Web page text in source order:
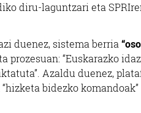
diru-laguntzari eta
duenez, sistema berria
“Euskarazko
Azaldu duenez,
bidezko